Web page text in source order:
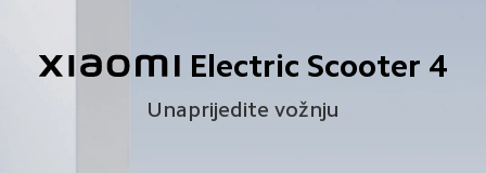
Electric Scooter 4
Unaprijedite vožnju